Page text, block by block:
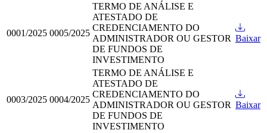
0001/2025 0005/2025
TERMO DE ANÁLISE E
ATESTADO DE
CREDENCIAMENTO DO
ADMINISTRADOR OU GESTOR
DE FUNDOS DE
INVESTIMENTO
Baixar
0003/2025 0004/2025
TERMO DE ANÁLISE E
ATESTADO DE
CREDENCIAMENTO DO
ADMINISTRADOR OU GESTOR
DE FUNDOS DE
INVESTIMENTO
Baixar